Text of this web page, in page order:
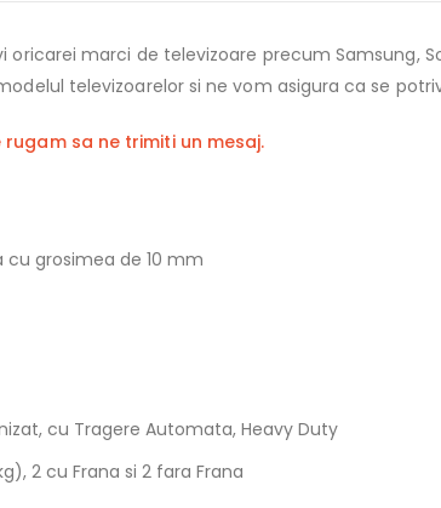
marci de televizoare precum Samsung,
televizoarelor si ne vom asigura ca se
sa ne trimiti un mesaj.
cu grosimea de 10 mm
cu Tragere Automata, Heavy Duty
2 cu Frana si 2 fara Frana